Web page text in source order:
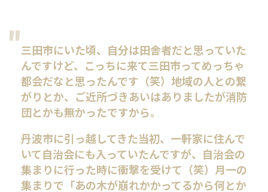
三田市にいた頃、自分は田舎者だと思っていた
んですけど、こっちに来て三田市ってめっちゃ
都会だなと思ったんです（笑）地域の人との繋
がりとか、ご近所づきあいはありましたが消防
団とかも無かったですから。
丹波市に引っ越してきた当初、一軒家に住んで
いて自治会にも入っていたんですが、自治会の
集まりに行った時に衝撃を受けて（笑）月一の
集まりで「あの木が崩れかかってるから何とか